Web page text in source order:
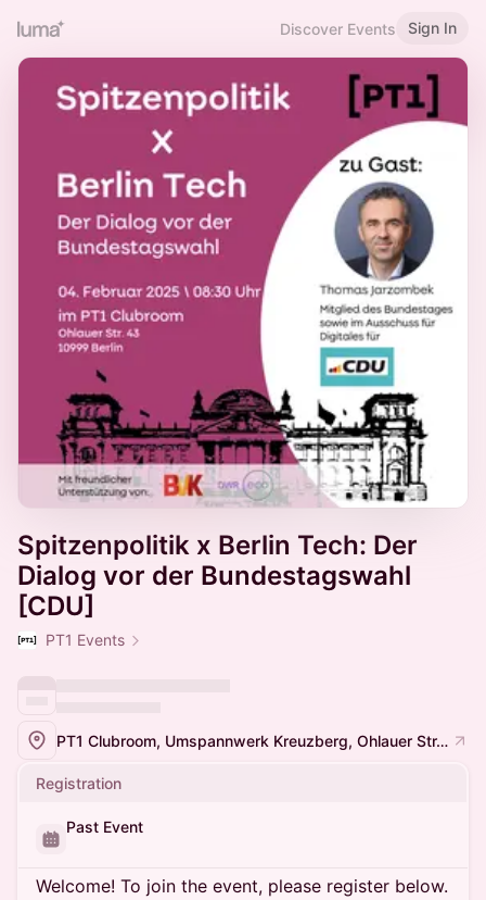
Discover Events Sign In
Spitzenpolitik x Berlin Tech: Der
Dialog vor der Bundestagswahl
[CDU]
PT1 Events
PT1 Clubroom, Umspannwerk Kreuzberg, Ohlauer Str. 43, 10999 Berlin
Registration
Past Event
Welcome! To join the event, please register below.